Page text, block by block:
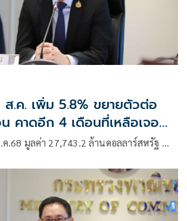
.ค. เพิ่ม 5.8% ขยายตัวต่อ
คาดอีก 4 เดือนที่เหลือเจอ
วขยายตัวติดลบ
ค.68 มูลค่า 27,743.2 ล้านดอลลาร์สหรัฐ …